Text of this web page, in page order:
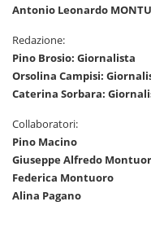
Antonio Leonardo
Redazione:
Pino Brosio: Giornalista
Orsolina Campisi:
Caterina Sorbara:
Collaboratori:
Pino Macino
Giuseppe Alfredo
Federica Montuoro
Alina Pagano